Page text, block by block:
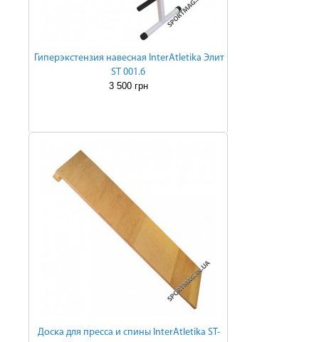
Гиперэкстензия навесная InterAtletika Элит
ST 001.6
3 500 грн
Доска для пресса и спины InterAtletika ST-